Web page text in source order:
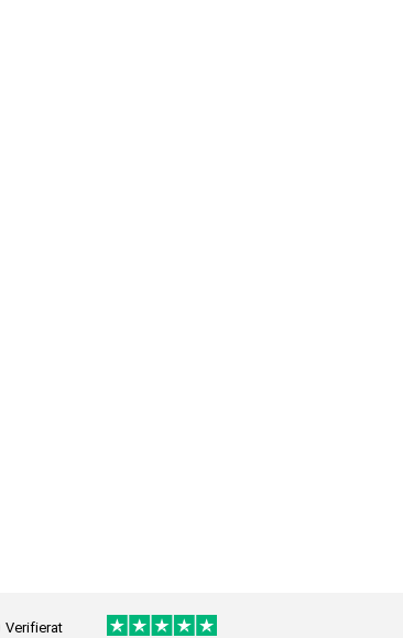
Verifierat